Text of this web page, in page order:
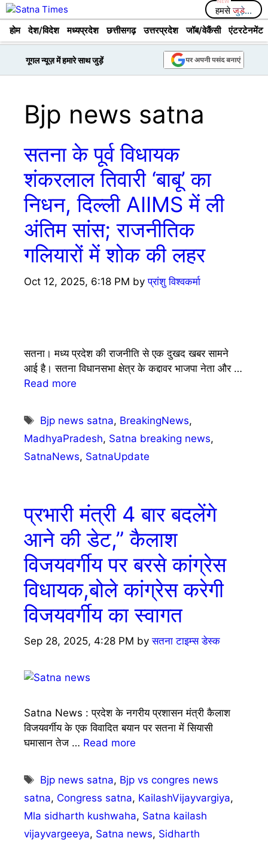
Skip
to
content
हमसेजुड़े...
होम
देश/विदेश मध्यप्रदेश छत्तीसगढ़ उत्तरप्रदेश जॉब/वेकैंसी एंटरटेनमेंट
गूगल न्यूज़ में हमारे साथ जुड़ें
Bjp news satna
सतना के पूर्व विधायक
शंकरलाल तिवारी ‘बाबू’ का
निधन, दिल्ली AIIMS में ली
अंतिम सांस; राजनीतिक
गलियारों में शोक की लहर
Oct 12, 2025, 6:18 PM byप्रांशु विश्वकर्मा
सतना। मध्य प्रदेश की राजनीति से एक दुखद खबर सामने
आई है। सतना विधानसभा क्षेत्र के कद्दावर भाजपा नेता और …
Read more
Tags
Bjp news satna, BreakingNews,
MadhyaPradesh, Satna breaking news,
SatnaNews, SatnaUpdate
प्रभारी मंत्री 4 बार बदलेंगे
आने की डेट,” कैलाश
विजयवर्गीय पर बरसे कांग्रेस
विधायक,बोले कांग्रेस करेगी
विजयवर्गीय का स्वागत
Sep 28, 2025, 4:28 PM byसतना टाइम्स डेस्क
Satna News : प्रदेश के नगरीय प्रशासन मंत्री कैलाश
विजयवर्गीय के एक विवादित बयान पर सतना में सियासी
घमासान तेज … Read more
Tags
Bjp news satna, Bjp vs congres news
satna, Congress satna, KailashVijayvargiya,
Mla sidharth kushwaha, Satna kailash
vijayvargeeya, Satna news, Sidharth